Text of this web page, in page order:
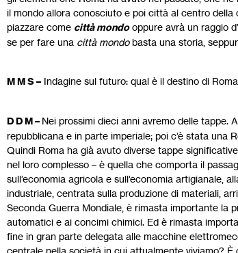
il mondo allora conosciuto e poi città al centro della
piazzare come città mondooppure avrà un raggio
se per fare una città mondobasta una storia,
M M S – Indagine sul futuro: qual è il destino di
D D M – Nei prossimi dieci anni avremo delle tappe.
repubblicana e in parte imperiale; poi c’è stata una
Quindi Roma ha già avuto diverse tappe
nel loro complesso – è quella che comporta il
sull’economia agricola e sull’economia artigianale,
industriale, centrata sulla produzione di materiali,
Seconda Guerra Mondiale, è rimasta importante la
automatici e ai concimi chimici. Ed è rimasta
fine in gran parte delegata alle macchine
centrale nella società in cui attualmente viviamo? È